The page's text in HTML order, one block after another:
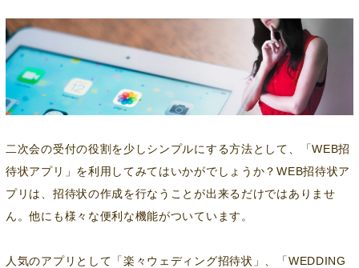
二次会の受付の役割を少しシンプルにする方法として、「WEB招
待状アプリ」を利用してみてはいかがでしょうか？WEB招待状ア
プリは、招待状の作成を行なうことが出来るだけではありませ
ん。他にも様々な便利な機能がついています。
人気のアプリとして「楽々ウェディング招待状」、「WEDDING